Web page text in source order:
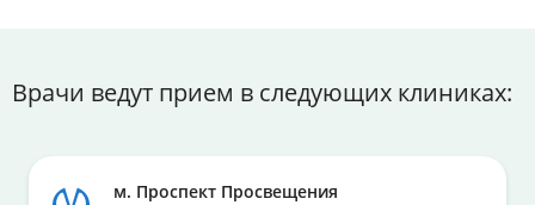
Врачи ведут прием в следующих клиниках:
м. Проспект Просвещения